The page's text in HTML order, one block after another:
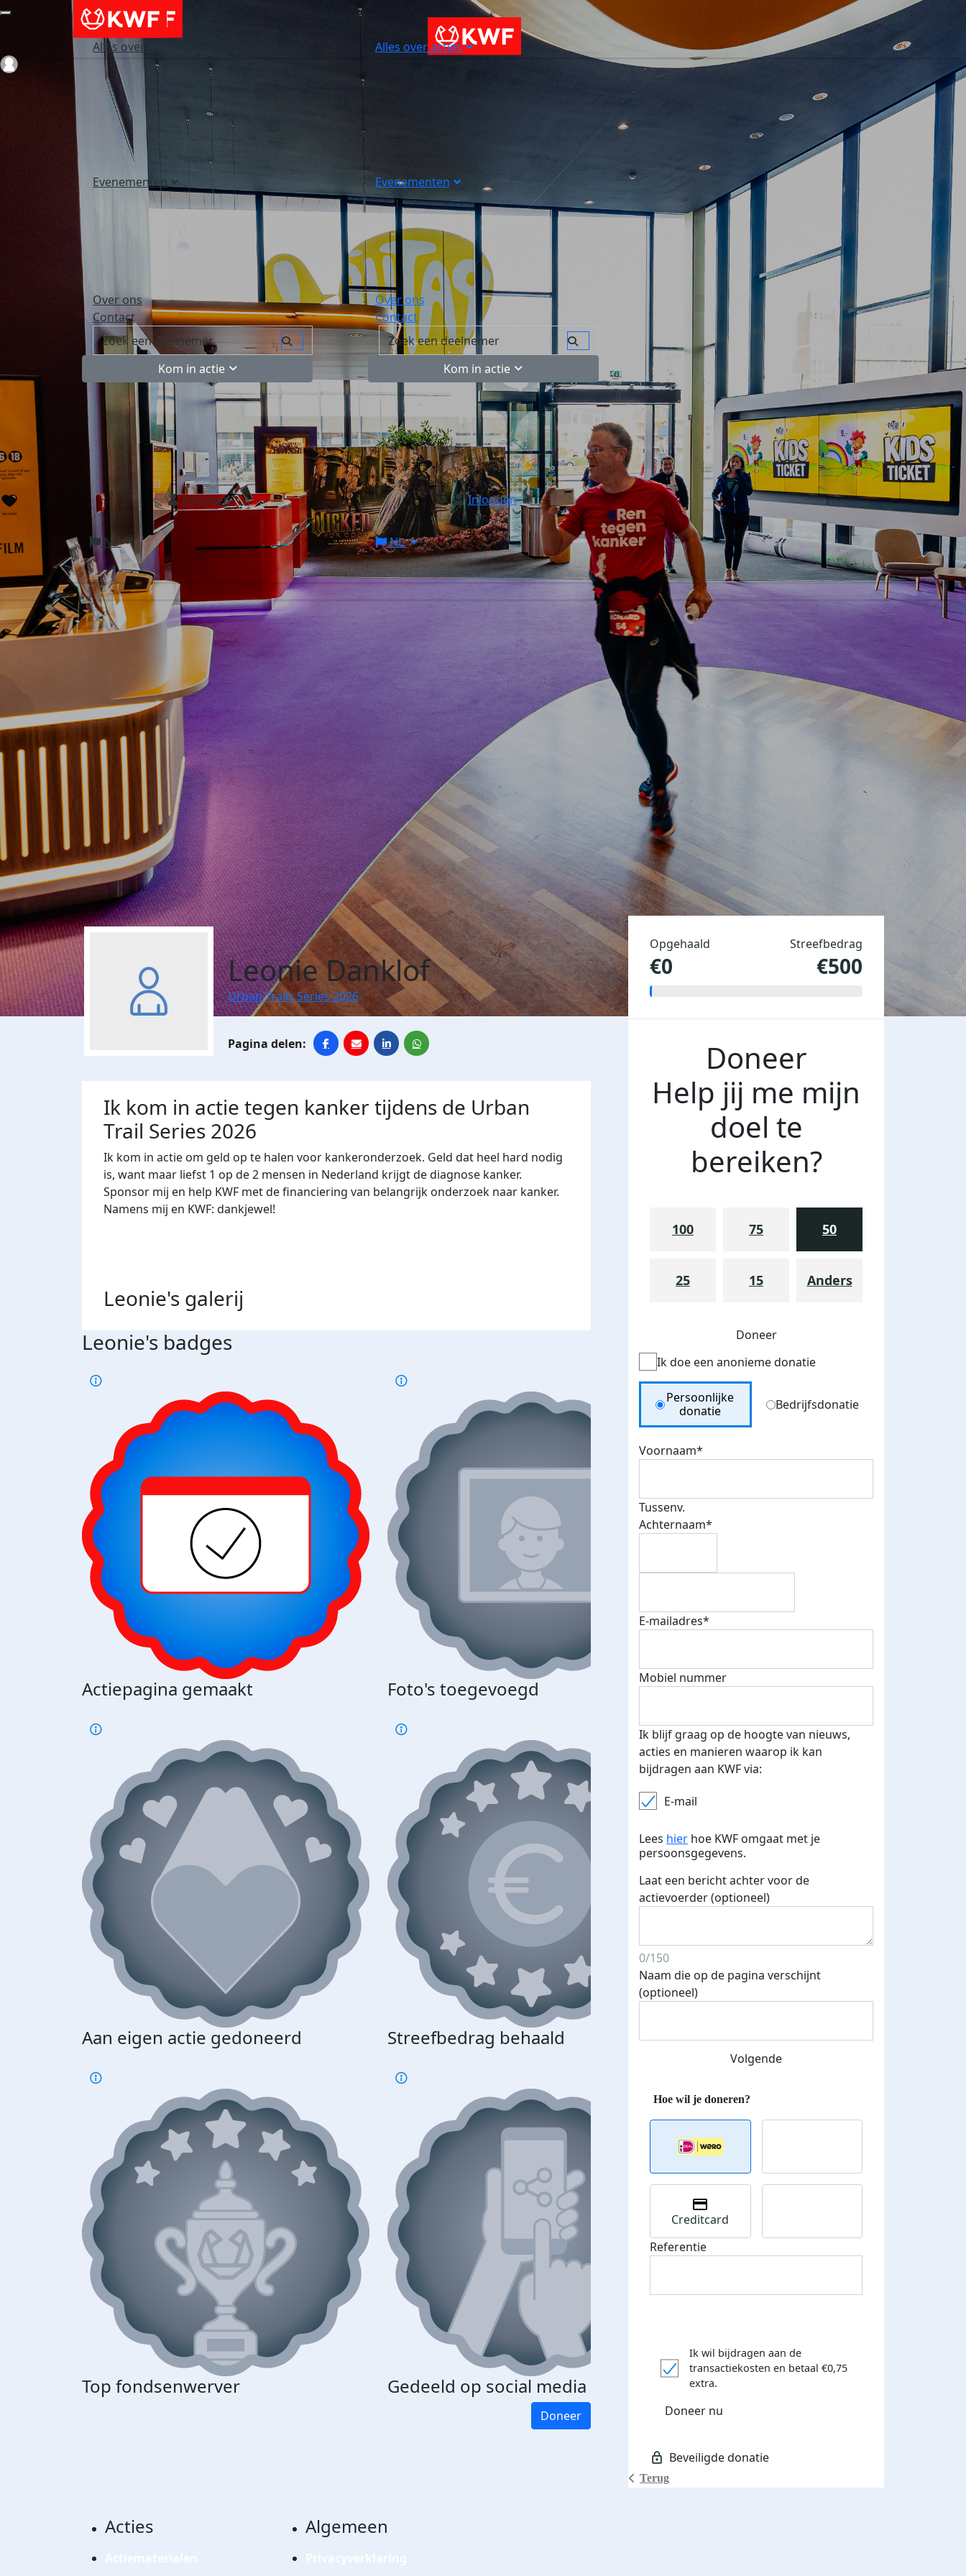
Alles over acties
Evenementen
Over ons
Contact
Kom in actie
Inloggen
NL
Alles over acties
Evenementen
Over ons
Contact
Kom in actie
Inloggen
NL
Login
Leonie Danklof
Urban Trails Series 2026
Ik kom in actie tegen kanker tijdens de Urban
Trail Series 2026
Ik kom in actie om geld op te halen voor kankeronderzoek. Geld dat heel hard nodig
is, want maar liefst 1 op de 2 mensen in Nederland krijgt de diagnose kanker.
Sponsor mij en help KWF met de financiering van belangrijk onderzoek naar kanker.
Namens mij en KWF: dankjewel!
Leonie's galerij
Leonie's badges
Actiepagina gemaakt Foto's toegevoegd E-mails verstuurd
Aan eigen actie gedoneerd Streefbedrag behaald Streefbedrag verhoogd
Top fondsenwerver Gedeeld op social media Donateurs bedankt
Doneer
Opgehaald
€0
Streefbedrag
€500
Doneer
Help jij me mijn
doel te
bereiken?
100 75 50
25 15 Anders
Doneer
Ik doe een anonieme donatie
Donation Type
Persoonlijke
donatie
Bedrijfsdonatie
Voornaam*
Tussenv.
Achternaam*
E-mailadres*
Mobiel nummer
Ik blijf graag op de hoogte van nieuws,
acties en manieren waarop ik kan
bijdragen aan KWF via:
E-mail
Lees hier hoe KWF omgaat met je
persoonsgegevens.
Laat een bericht achter voor de
actievoerder (optioneel)
0/150
Naam die op de pagina verschijnt
(optioneel)
Volgende
Terug
Creditcard
Referentie
Ik wil bijdragen aan de
transactiekosten en betaal €0,75
extra.
Doneer nu
Acties Algemeen